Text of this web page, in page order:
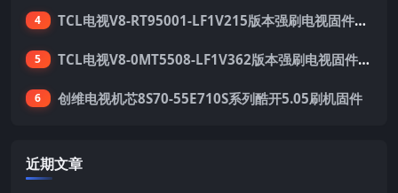
4 TCL电视V8-RT95001-LF1V215版本强刷电视固件包下载
5 TCL电视V8-0MT5508-LF1V362版本强刷电视固件包下载
6 创维电视机芯8S70-55E710S系列酷开5.05刷机固件
近期文章